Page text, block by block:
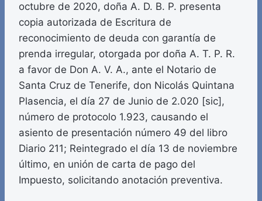
octubre de 2020, doña A. D. B. P. presenta
copia autorizada de Escritura de
reconocimiento de deuda con garantía de
prenda irregular, otorgada por doña A. T. P. R.
a favor de Don A. V. A., ante el Notario de
Santa Cruz de Tenerife, don Nicolás Quintana
Plasencia, el día 27 de Junio de 2.020 [sic],
número de protocolo 1.923, causando el
asiento de presentación número 49 del libro
Diario 211; Reintegrado el día 13 de noviembre
último, en unión de carta de pago del
Impuesto, solicitando anotación preventiva.